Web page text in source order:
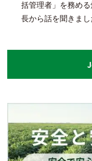
括管理者」を務め
長から話を聞きまし